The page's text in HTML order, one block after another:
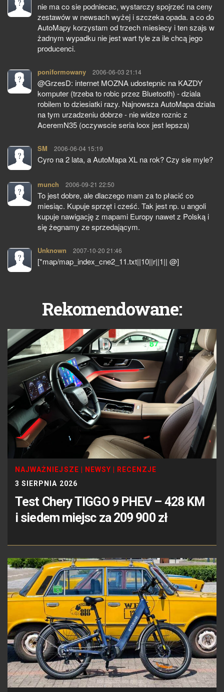
nie ma co sie podniecac, wystarczy spojrzeć na ceny
zestawów w newsach wyżej i szczeka opada. a co do
AutoMapy korzystam od trzech miesiecy i ten szajs w
żadnym wypadku nie jest wart tyle za ile chcą jego
producenci.
poniformowany pisze:
2006-06-03 21:14
@GrzesD: internet MOZNA udostepnic na KAZDY
komputer (trzeba to robic przez Bluetooth) - dziala
robilem to dziesiatki razy. Najnowsza AutoMapa dziala
na tym urzadzeniu dobrze - nie widze roznic z
AceremN35 (oczywscie seria loox jest lepsza)
SM pisze:
2006-06-04 15:19
Cyro na 2 lata, a AutoMapa XL na rok? Czy sie myle?
munch pisze:
2006-09-21 22:50
To jest dobre, ale dlaczego mam za to płacić co
miesiąc. Kupuje sprzęt i cześć. Tak jest np. u angoli
kupuje nawigację z mapami Europy nawet z Polską i
się żegnamy ze sprzedającym.
Unknown pisze:
2007-10-20 21:46
[*map/map_index_cne2_11.txt||10||r||1|| @]
Rekomendowane:
NAJWAŻNIEJSZE NEWSY
RECENZJE
3 SIERPNIA 2026
Test Chery TIGGO 9 PHEV – 428 KM
i siedem miejsc za 209 900 zł